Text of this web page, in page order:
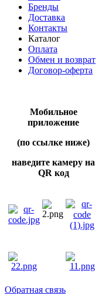
Бренды
Доставка
Контакты
Каталог
Оплата
Обмен и возврат
Договор-оферта
Мобильное
приложение
(по ссылке ниже)
наведите камеру на
QR код
Обратная связь